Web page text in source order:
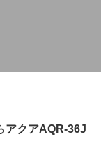
アクアAQR-36J